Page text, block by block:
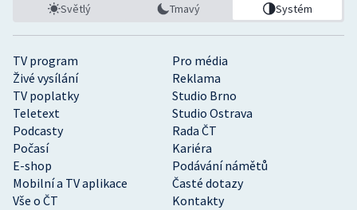
TV program
Pro média
Živé vysílání
Reklama
TV poplatky
Studio Brno
Teletext
Studio Ostrava
Podcasty
Rada ČT
Počasí
Kariéra
E-shop
Podávání námětů
Mobilní a TV aplikace
Časté dotazy
Vše o ČT
Kontakty
Světlý Tmavý Systém